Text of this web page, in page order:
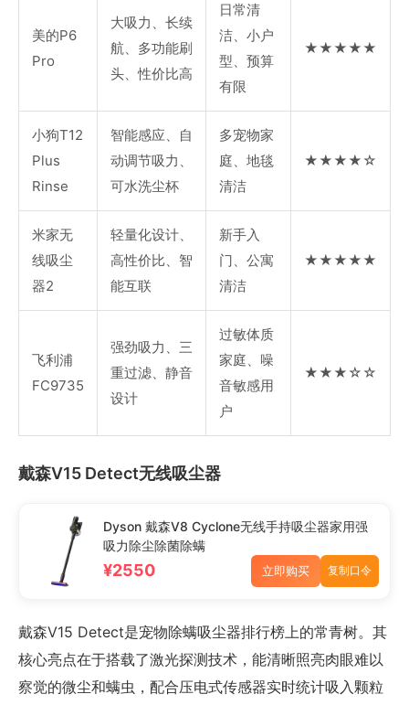
美的P6
Pro
大吸力、长续
航、多功能刷
头、性价比高
日常清
洁、小户
型、预算
有限
★★★★★
小狗T12
Plus
Rinse
智能感应、自
动调节吸力、
可水洗尘杯
多宠物家
庭、地毯
清洁
★★★★☆
米家无
线吸尘
器2
轻量化设计、
高性价比、智
能互联
新手入
门、公寓
清洁
★★★★★
飞利浦
FC9735
强劲吸力、三
重过滤、静音
设计
过敏体质
家庭、噪
音敏感用
户
★★★☆☆
戴森V15 Detect无线吸尘器
Dyson 戴森V8 Cyclone无线手持吸尘器家用强
吸力除尘除菌除螨
¥2550 立即购买 复制口令
戴森V15 Detect是宠物除螨吸尘器排行榜上的常青树。其
核心亮点在于搭载了激光探测技术，能清晰照亮肉眼难以
察觉的微尘和螨虫，配合压电式传感器实时统计吸入颗粒